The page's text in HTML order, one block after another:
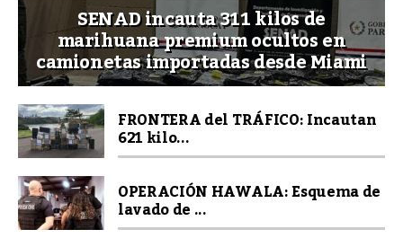
SENAD incauta 311 kilos de
marihuana premium ocultos en
camionetas importadas desde Miami
FRONTERA del TRÁFICO: Incautan
621 kilo...
OPERACIÓN HAWALA: Esquema de
lavado de ...